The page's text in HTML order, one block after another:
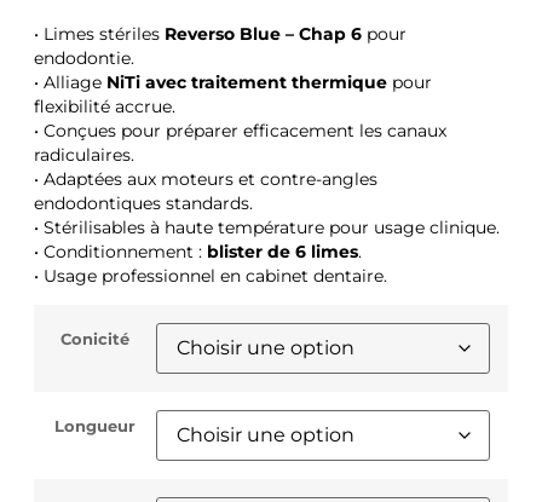
• Limes stériles Reverso Blue – Chap 6pour
endodontie.
• Alliage NiTi avec traitement thermiquepour
flexibilité accrue.
• Conçues pour préparer efficacement les canaux
radiculaires.
• Adaptées aux moteurs et contre-angles
endodontiques standards.
• Stérilisables à haute température pour usage clinique.
• Conditionnement : blister de 6 limes.
• Usage professionnel en cabinet dentaire.
Conicité
Longueur